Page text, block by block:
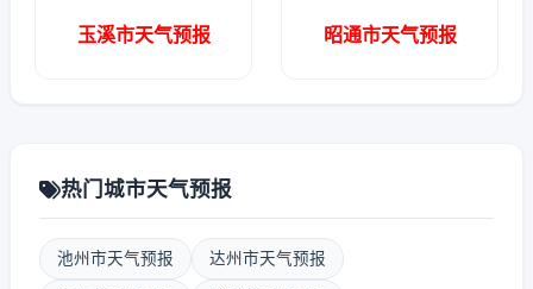
玉溪市天气预报 昭通市天气预报
热门城市天气预报
池州市天气预报 达州市天气预报